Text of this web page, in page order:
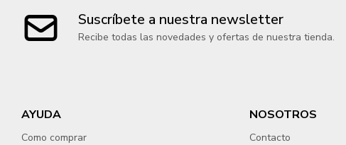
Suscríbete a nuestra newsletter
Recibe todas las novedades y ofertas de nuestra tienda.
AYUDA
Como comprar
NOSOTROS
Contacto